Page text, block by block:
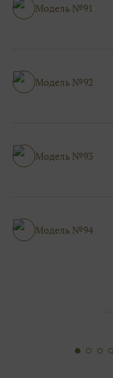
Модель №91
Модель №92
Модель №93
Модель №94